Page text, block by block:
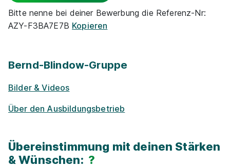
Praktikums-Pool
Projekt­kooper­ationen mit Unternehmen
Kostenloses WLAN
Bitte nenne bei deiner Bewerbung die Referenz-Nr:
AZY-F3BA7E7B Kopieren
Bernd-Blindow-Gruppe
Bilder & Videos
Über den Ausbildungsbetrieb
Übereinstimmung mit deinen Stärken
& Wünschen: ?